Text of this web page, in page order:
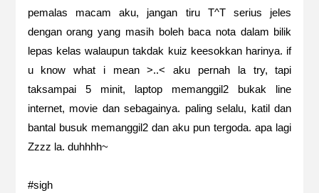
pemalas macam aku, jangan tiru T^T serius jeles
dengan orang yang masih boleh baca nota dalam bilik
lepas kelas walaupun takdak kuiz keesokkan harinya. if
u know what i mean >..< aku pernah la try, tapi
taksampai 5 minit, laptop memanggil2 bukak line
internet, movie dan sebagainya. paling selalu, katil dan
bantal busuk memanggil2 dan aku pun tergoda. apa lagi
Zzzz la. duhhhh~
#sigh